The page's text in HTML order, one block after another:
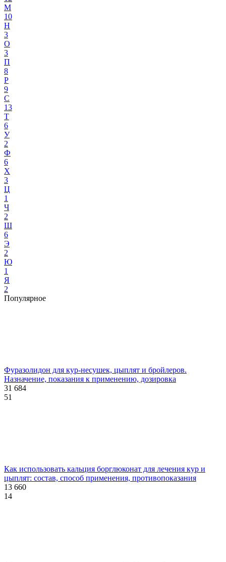
М
10
Н
3
О
3
П
8
Р
9
С
13
Т
6
У
2
Ф
6
Х
3
Ц
1
Ч
2
Ш
6
Э
2
Ю
1
Я
2
Популярное
Фуразолидон для кур-несушек, цыплят и бройлеров.
Назначение, показания к применению, дозировка
31 684
51
Как использовать кальция борглюконат для лечения кур и
цыплят: состав, способ применения, противопоказания
13 660
14